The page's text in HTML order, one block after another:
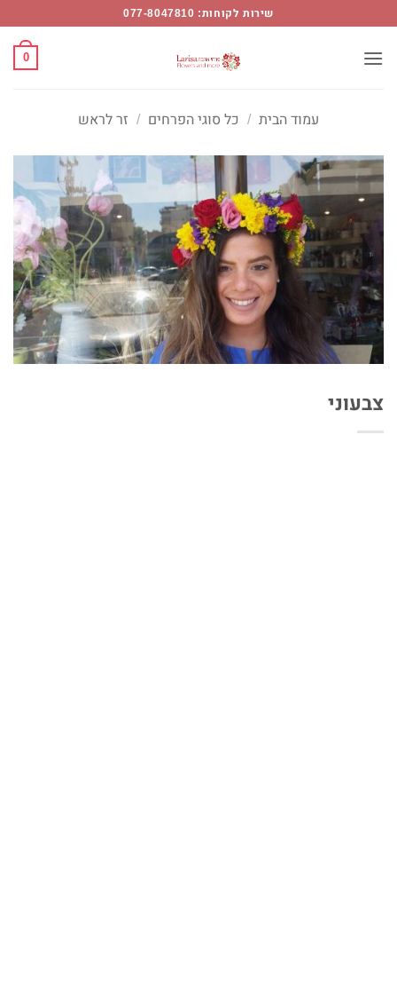
content
שירות לקוחות: 077-8047810
0
עמוד הבית / כל סוגי הפרחים / זר לראש
צבעוני